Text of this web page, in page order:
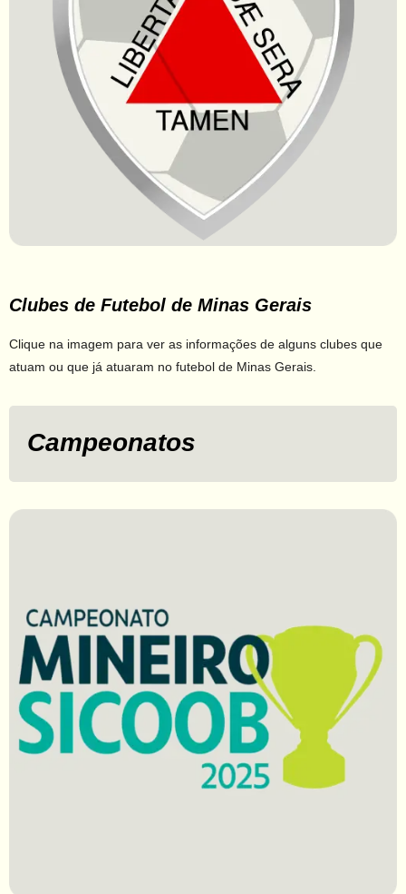
Clubes de Futebol de Minas Gerais
Clique na imagem para ver as informações de alguns clubes que
atuam ou que já atuaram no futebol de Minas Gerais.
Campeonatos